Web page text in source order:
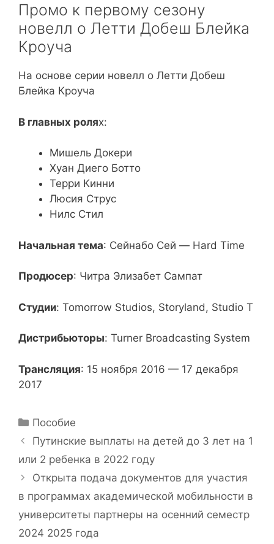
Промо к первому сезону
новелл о Летти Добеш Блейка
Кроуча
На основе серии новелл о Летти Добеш
Блейка Кроуча
В главных ролях:
Мишель Докери
Хуан Диего Боттo
Терри Кинни
Люсия Струс
Нилс Стил
Начальная тема: Сейнабо Сей — Hard Time
Продюсер: Читра Элизабет Сампат
Студии: Tomorrow Studios, Storyland, Studio T
Дистрибьюторы: Turner Broadcasting System
Трансляция: 15 ноября 2016 — 17 декабря
2017
Р
у
р
и
к
и
Пособие
Н
а
г
а
ц
Путинские выплаты на детей до 3 лет на 1
или 2 ребенка в 2022 году
Открыта подача документов для участия
в программах академической мобильности в
университеты партнеры на осенний семестр
2024 2025 года